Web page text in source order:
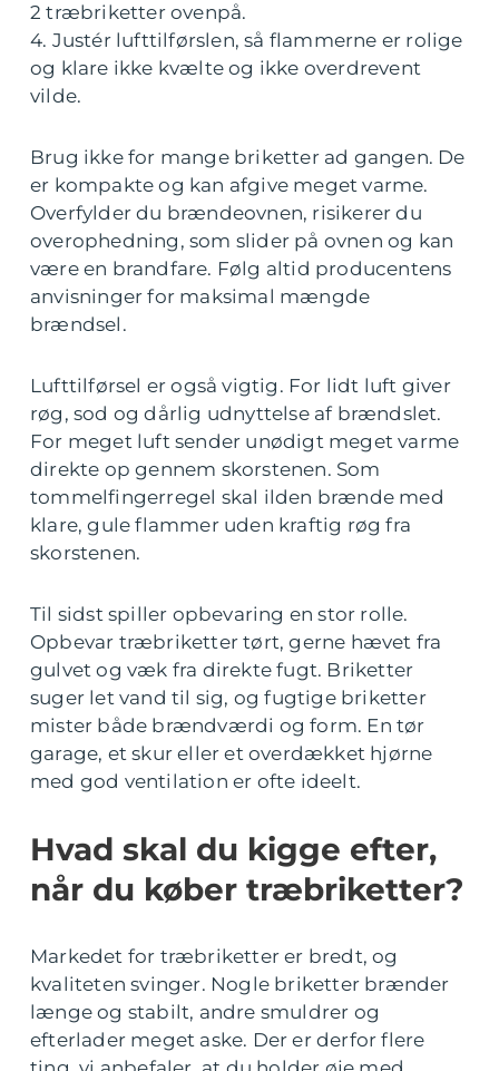
2 træbriketter ovenpå.
4. Justér lufttilførslen, så flammerne er rolige
og klare ikke kvælte og ikke overdrevent
vilde.
Brug ikke for mange briketter ad gangen. De
er kompakte og kan afgive meget varme.
Overfylder du brændeovnen, risikerer du
overophedning, som slider på ovnen og kan
være en brandfare. Følg altid producentens
anvisninger for maksimal mængde
brændsel.
Lufttilførsel er også vigtig. For lidt luft giver
røg, sod og dårlig udnyttelse af brændslet.
For meget luft sender unødigt meget varme
direkte op gennem skorstenen. Som
tommelfingerregel skal ilden brænde med
klare, gule flammer uden kraftig røg fra
skorstenen.
Til sidst spiller opbevaring en stor rolle.
Opbevar træbriketter tørt, gerne hævet fra
gulvet og væk fra direkte fugt. Briketter
suger let vand til sig, og fugtige briketter
mister både brændværdi og form. En tør
garage, et skur eller et overdækket hjørne
med god ventilation er ofte ideelt.
Hvad skal du kigge efter,
når du køber træbriketter?
Markedet for træbriketter er bredt, og
kvaliteten svinger. Nogle briketter brænder
længe og stabilt, andre smuldrer og
efterlader meget aske. Der er derfor flere